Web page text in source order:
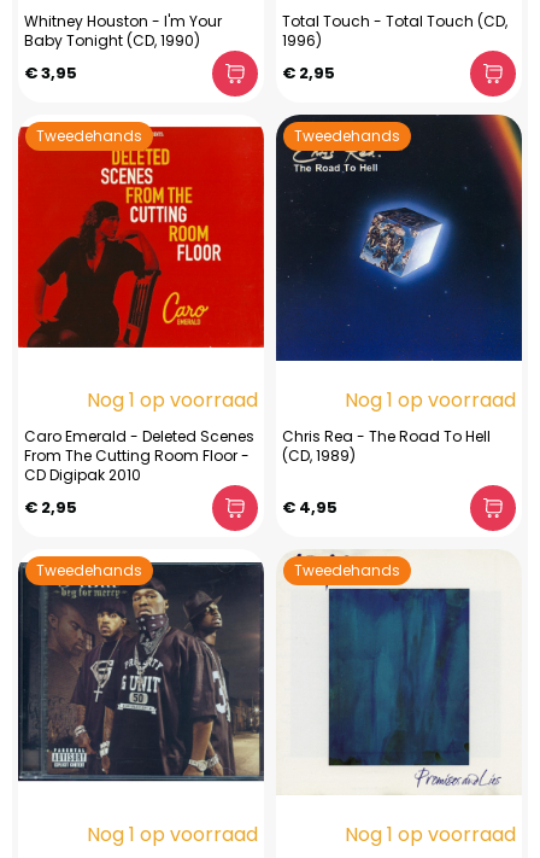
Whitney Houston - I'm Your
Baby Tonight (CD, 1990)
€ 3,95
Total Touch - Total Touch (CD,
1996)
€ 2,95
Tweedehands
Nog 1 op voorraad
Caro Emerald - Deleted Scenes
From The Cutting Room Floor -
CD Digipak 2010
€ 2,95
Tweedehands
Nog 1 op voorraad
Chris Rea - The Road To Hell
(CD, 1989)
€ 4,95
Tweedehands
Nog 1 op voorraad
Tweedehands
Nog 1 op voorraad